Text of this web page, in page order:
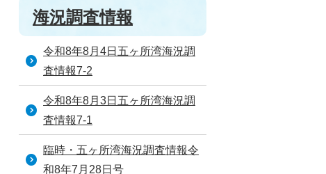
海況調査情報
令和8年8月4日五ヶ所湾海況調
査情報7-2
令和8年8月3日五ヶ所湾海況調
査情報7-1
臨時・五ヶ所湾海況調査情報令
和8年7月28日号